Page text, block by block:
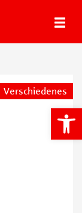
Verschiedenes